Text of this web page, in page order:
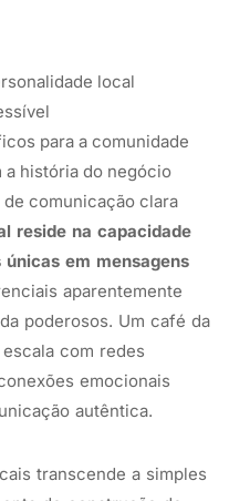
local
para a comunidade
a história do negócio
comunicação clara
reside na capacidade
em mensagens
aparentemente
poderosos. Um café da
com redes
emocionais
autêntica.
transcende a simples